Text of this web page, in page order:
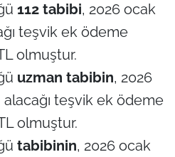
112 tabibi, 2026 ocak
teşvik ek ödeme
olmuştur.
uzman tabibin, 2026
teşvik ek ödeme
olmuştur.
tabibinin, 2026 ocak